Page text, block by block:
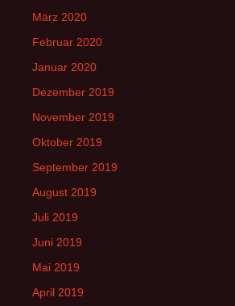
März 2020
Februar 2020
Januar 2020
Dezember 2019
November 2019
Oktober 2019
September 2019
August 2019
Juli 2019
Juni 2019
Mai 2019
April 2019